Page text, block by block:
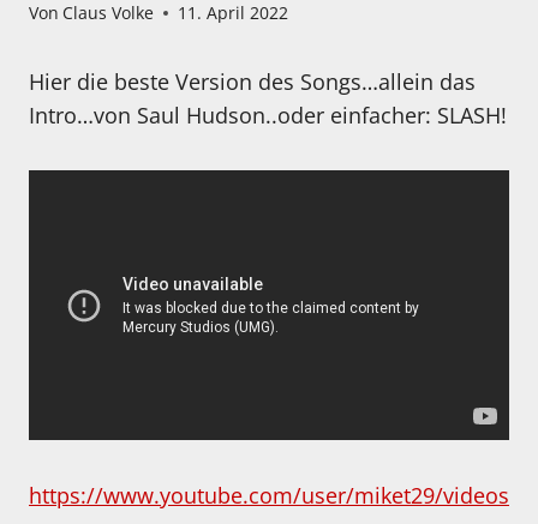
Von Claus Volke 11. April 2022
Hier die beste Version des Songs…allein das
Intro…von Saul Hudson..oder einfacher: SLASH!
https://www.youtube.com/user/miket29/videos